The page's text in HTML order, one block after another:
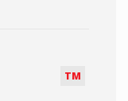
ТМ